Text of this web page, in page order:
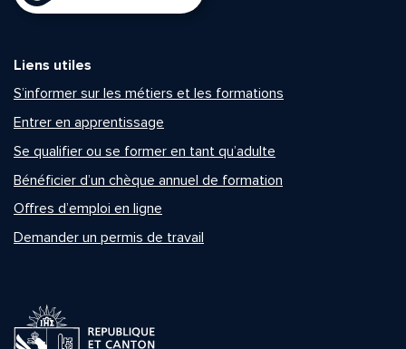
Liens utiles
S’informer sur les métiers et les formations
Entrer en apprentissage
Se qualifier ou se former en tant qu’adulte
Bénéficier d’un chèque annuel de formation
Offres d’emploi en ligne
Demander un permis de travail